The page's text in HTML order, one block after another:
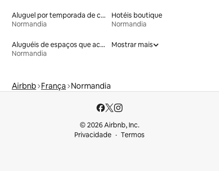
Aluguel por temporada de casas arredondadas
Normandia
Hotéis boutique
Normandia
Aluguéis de espaços que aceitam animais de estimação
Normandia
Mostrar mais
Airbnb França Normandia
© 2026 Airbnb, Inc.
Privacidade
Termos